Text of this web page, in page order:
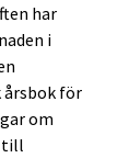
har
i
årsbok för
om
till